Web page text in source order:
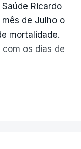
Ricardo
de Julho o
mortalidade.
os dias de